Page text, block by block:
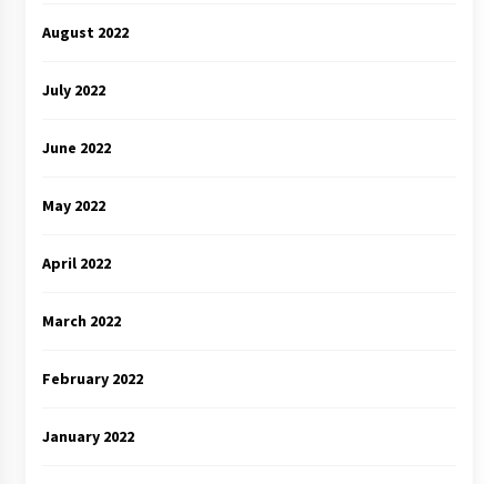
August 2022
July 2022
June 2022
May 2022
April 2022
March 2022
February 2022
January 2022